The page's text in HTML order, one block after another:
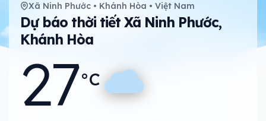
Xã Ninh Phước • Khánh Hòa • Việt Nam
Dự báo thời tiết Xã Ninh Phước,
Khánh Hòa
27°C